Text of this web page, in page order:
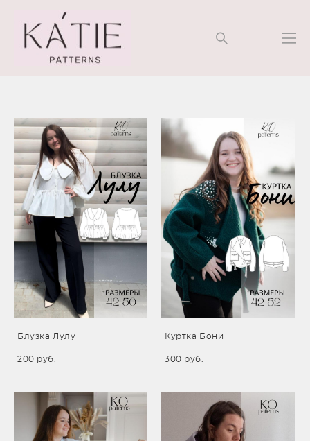
Блузка Лулу
200 pуб.
Куртка Бони
300 pуб.